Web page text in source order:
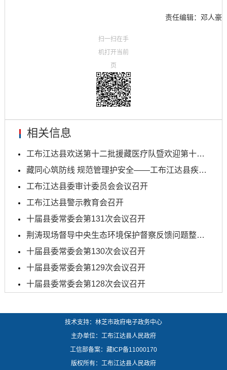
责任编辑：邓人豪
扫一扫在手
机打开当前
页
相关信息
工布江达县欢送第十二批援藏医疗队暨欢迎第十二批援...
藏同心筑防线 规范管理护安全——工布江达县疾控中心...
工布江达县委审计委员会会议召开
工布江达县警示教育会召开
十届县委常委会第131次会议召开
荆涛现场督导中央生态环境保护督察反馈问题整改工作
十届县委常委会第130次会议召开
十届县委常委会第129次会议召开
十届县委常委会第128次会议召开
技术支持：林芝市政府电子政务中心
主办单位：工布江达县人民政府
工信部备案： 藏ICP备11000170
版权所有：工布江达县人民政府